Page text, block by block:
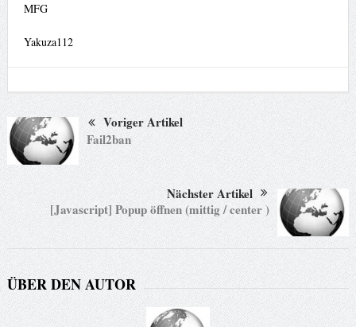
MFG
Yakuza112
Voriger Artikel
Fail2ban
Nächster Artikel
[Javascript] Popup öffnen (mittig / center )
ÜBER DEN AUTOR